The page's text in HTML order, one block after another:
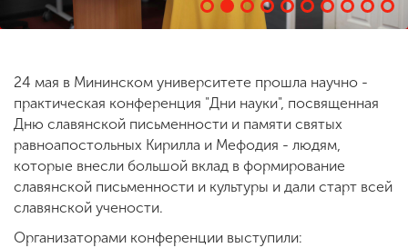
24 мая в Мининском университете прошла научно -
практическая конференция "Дни науки", посвященная
Дню славянской письменности и памяти святых
равноапостольных Кирилла и Мефодия - людям,
которые внесли большой вклад в формирование
славянской письменности и культуры и дали старт всей
славянской учености.
Организаторами конференции выступили: